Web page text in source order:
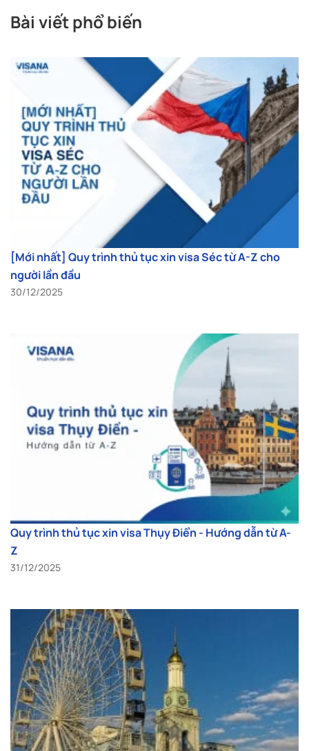
Bài viết phổ biến
[Mới nhất] Quy trình thủ tục xin visa Séc từ A-Z cho
người lần đầu
30/12/2025
Quy trình thủ tục xin visa Thụy Điển - Hướng dẫn từ A-
Z
31/12/2025